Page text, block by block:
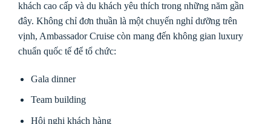
khách cao cấp và du khách yêu thích trong những năm gần
đây. Không chỉ đơn thuần là một chuyến nghỉ dưỡng trên
vịnh, Ambassador Cruise còn mang đến không gian luxury
chuẩn quốc tế để tổ chức:
Gala dinner
Team building
Hội nghị khách hàng